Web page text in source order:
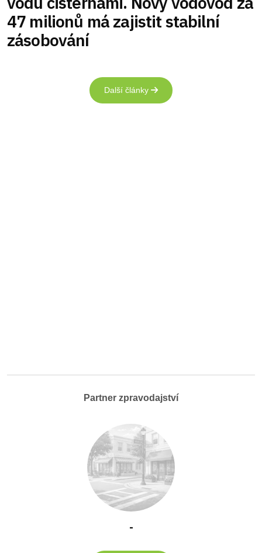
47 milionů má zajistit stabilní
zásobování
Další články
Partner zpravodajství
-